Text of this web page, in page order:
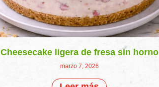
Cheesecake ligera de fresa sin horno
marzo 7, 2026